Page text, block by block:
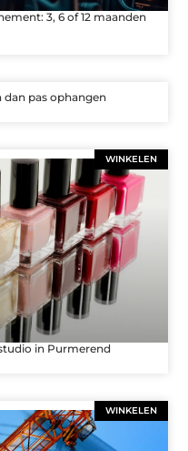
3, 6 of 12 maanden
dan pas ophangen
WINKELEN
in Purmerend
WINKELEN